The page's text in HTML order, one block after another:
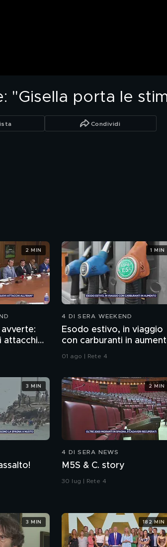
"Gisella porta le
Condividi
attacchi
2 MIN
4 DI SERA WEEKEND
Esodo estivo, in viaggio
con carburanti in
01 ago | Rete 4
1 MIN
3 MIN
4 DI SERA NEWS
M5S & C. story
30 lug | Rete 4
2 MIN
3 MIN 182 MIN